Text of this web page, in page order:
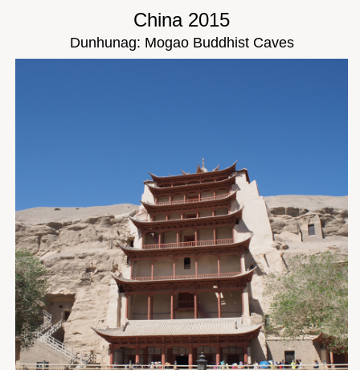
China 2015
Dunhunag: Mogao Buddhist Caves